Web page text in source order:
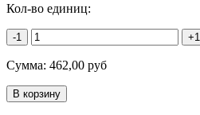
Кол-во единиц:
-1 +1
Сумма: 462,00 руб